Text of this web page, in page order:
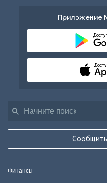
Приложение
Финансы